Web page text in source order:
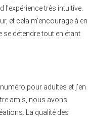
très intuitive.
et cela m’encourage à en
se détendre tout en étant
pour adultes et j’en
amis, nous avons
La qualité des